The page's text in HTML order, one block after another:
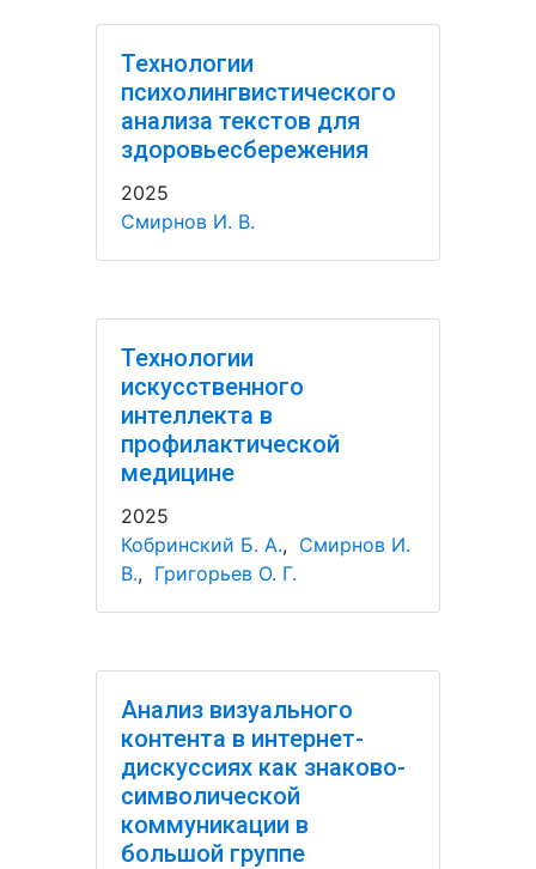
Технологии
психолингвистического
анализа текстов для
здоровьесбережения
2025
Смирнов И. В.
Технологии
искусственного
интеллекта в
профилактической
медицине
2025
Кобринский Б. А., Смирнов И.
В., Григорьев О. Г.
Анализ визуального
контента в интернет-
дискуссиях как знаково-
символической
коммуникации в
большой группе